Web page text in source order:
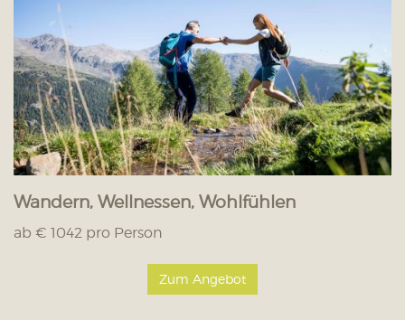
Wandern, Wellnessen, Wohlfühlen
ab € 1042 pro Person
Zum Angebot